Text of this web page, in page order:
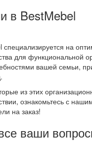
в BestMebel
на
для функциональной
вашей семьи,
из этих
ознакомьтесь с
на заказ!
ваши